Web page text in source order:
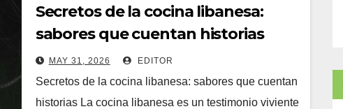
Secretos de la cocina libanesa:
sabores que cuentan historias
MAY 31, 2026 EDITOR
Secretos de la cocina libanesa: sabores que cuentan
historias La cocina libanesa es un testimonio viviente